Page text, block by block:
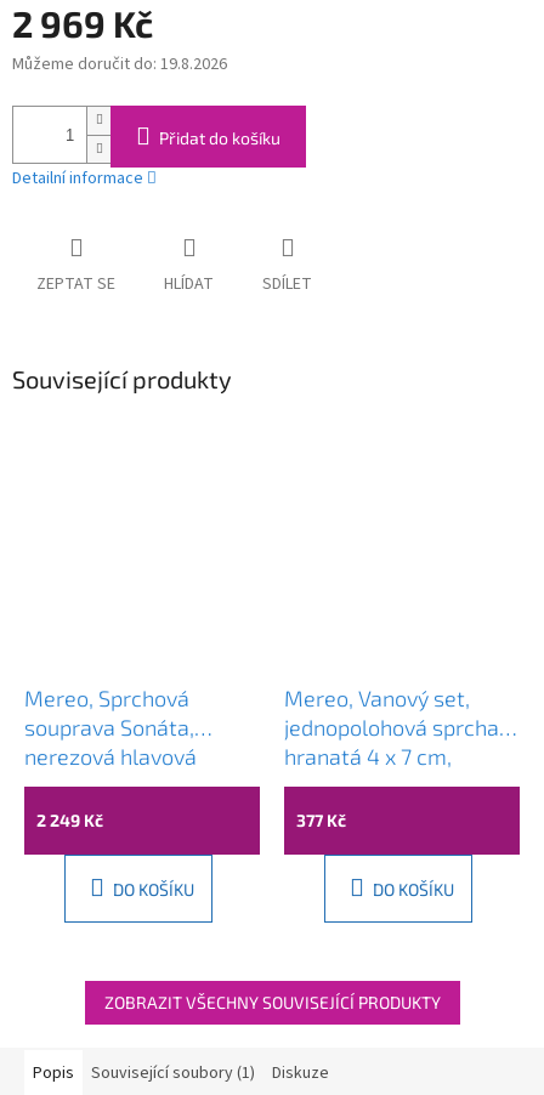
2 969 Kč
Měrná
Můžeme doručit do: 19.8.2026
Přidat do košíku
Detailní informace
ZEPTAT SE HLÍDAT SDÍLET
Související produkty
Mereo, Sprchová
souprava Sonáta,
nerezová hlavová
sprcha a třípolohová
ruční sprcha, CB60101SK
2 249 Kč
DO KOŠÍKU
Mereo, Vanový set,
jednopolohová sprcha
hranatá 4 x 7 cm,
dvouzámková nerez
hadice, CB465V
377 Kč
DO KOŠÍKU
ZOBRAZIT VŠECHNY SOUVISEJÍCÍ PRODUKTY
Popis Související soubory (1) Diskuze